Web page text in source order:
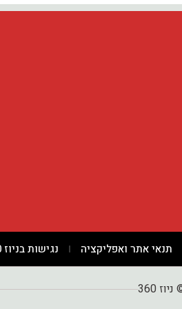
תנאי אתר ואפליקציה נגישות בניוז 360
360